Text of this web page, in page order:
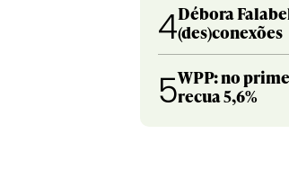
4Débora
(des)conexões
5WPP: no
recua 5,6%